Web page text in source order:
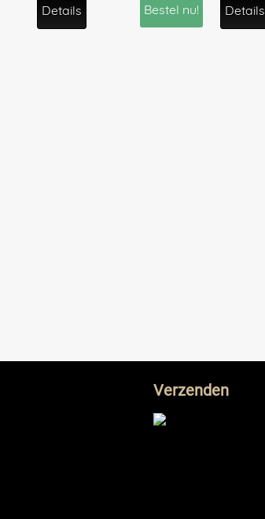
Details Bestel nu! Details
Verzenden